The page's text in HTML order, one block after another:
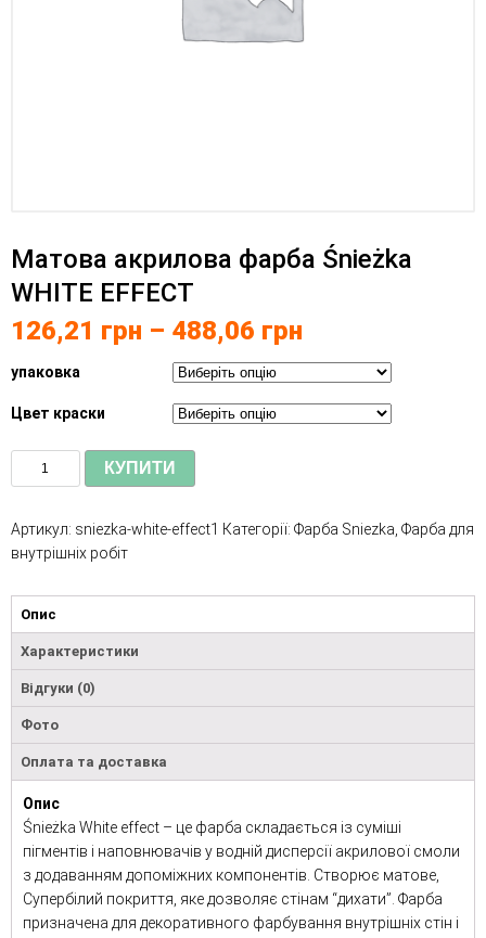
Матова акрилова фарба Śnieżka
WHITE EFFECT
126,21 грн – 488,06 грн
упаковка
Цвет краски
КУПИТИ
Артикул: sniezka-white-effect1 Категорії: Фарба Sniezka Фарба для
внутрішніх робіт
Опис
Характеристики
Відгуки (0)
Фото
Оплата та доставка
Опис
Śnieżka White effect – це фарба складається із суміші
пігментів і наповнювачів у водній дисперсії акрилової смоли
з додаванням допоміжних компонентів. Створює матове,
Супербілий покриття, яке дозволяє стінам “дихати”. Фарба
призначена для декоративного фарбування внутрішніх стін і